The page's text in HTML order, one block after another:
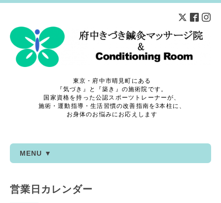
東京・府中市晴見町にある
『気づき』と『築き』の施術院です。
国家資格を持った公認スポーツトレーナーが、
施術・運動指導・生活習慣の改善指南を3本柱に、
お身体のお悩みにお応えします
MENU ▼
営業日カレンダー